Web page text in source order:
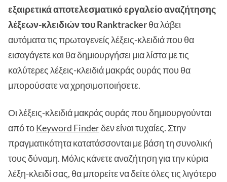
εξαιρετικά αποτελεσματικό εργαλείο αναζήτησης
λέξεων-κλειδιών του Ranktrackerθα λάβει
αυτόματα τις πρωτογενείς λέξεις-κλειδιά που θα
εισαγάγετε και θα δημιουργήσει μια λίστα με τις
καλύτερες λέξεις-κλειδιά μακράς ουράς που θα
μπορούσατε να χρησιμοποιήσετε.
Οι λέξεις-κλειδιά μακράς ουράς που δημιουργούνται
από τοKeyword Finderδεν είναι τυχαίες. Στην
πραγματικότητα κατατάσσονται με βάση τη συνολική
τους δύναμη. Μόλις κάνετε αναζήτηση για την κύρια
λέξη-κλειδί σας, θα μπορείτε να δείτε όλες τις λιγότερο